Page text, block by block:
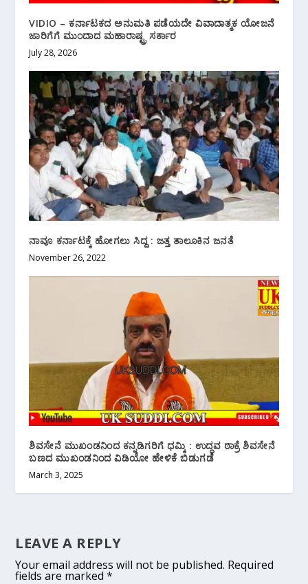
VIDIO – ಕರ್ನಾಟಕದ ಅನುಮತಿ ಪಡೆಯದೇ ವಿವಾದಾತ್ಮಕ ಯೋಜನೆ
ಜಾರಿಗೆಗೆ ಮುಂದಾದ ಮಹಾರಾಷ್ಟ್ರ ಸರ್ಕಾರ
July 28, 2026
ನಾವೂ ಕರ್ನಾಟಕ್ಕೆ ಹೋಗಲು ಸಿದ್ದ : ಜತ್ತ ತಾಲೂಕಿನ‌ ಜನತೆ
November 26, 2022
ಶಿವಸೇನೆ ಮುಖಂಡನಿಂದ ಕನ್ನಡಿಗರಿಗೆ ಧಮ್ಕಿ : ಉದ್ಧವ ಠಾಕ್ರೆ ಶಿವಸೇನೆ
ಬಣದ ಮುಖಂಡನಿಂದ ವಿಡಿಯೋ ಹೇಳಿಕೆ ಬಿಡುಗಡೆ
March 3, 2025
LEAVE A REPLY
Your email address will not be published. Required
fields are marked*